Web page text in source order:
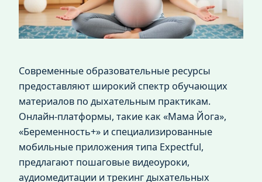
Современные образовательные ресурсы
предоставляют широкий спектр обучающих
материалов по дыхательным практикам.
Онлайн-платформы, такие как «Мама Йога»,
«Беременность+» и специализированные
мобильные приложения типа Expectful,
предлагают пошаговые видеоуроки,
аудиомедитации и трекинг дыхательных